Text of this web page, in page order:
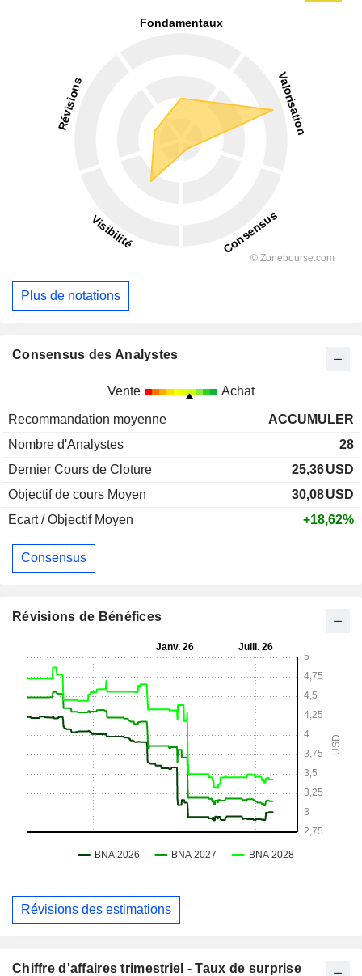
Plus de notations
Consensus des Analystes
Vente Achat
Recommandation moyenne
ACCUMULER
Nombre d'Analystes
28
Dernier Cours de Cloture
25,36USD
Objectif de cours Moyen
30,08USD
Ecart / Objectif Moyen
+18,62%
Consensus
Révisions de Bénéfices
Révisions des estimations
Chiffre d'affaires trimestriel - Taux de surprise